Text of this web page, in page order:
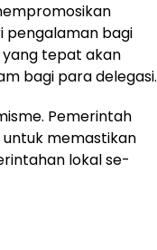
pengalaman bagi
yang tepat akan
bagi para delegasi.
Pemerintah
memastikan
lokal se-